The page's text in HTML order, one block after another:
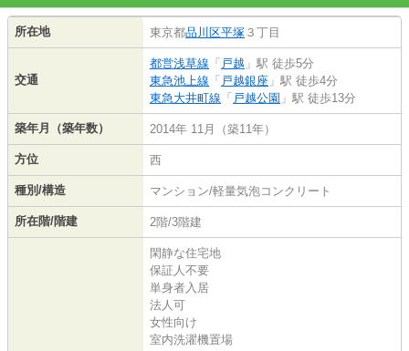
所在地 東京都品川区平塚 ３丁目
交通
都営浅草線 「 戸越 」駅 徒歩5分
東急池上線 「 戸越銀座 」駅 徒歩4分
東急大井町線 「 戸越公園 」駅 徒歩13分
築年月（築年数） 2014年 11月（築11年）
方位 西
種別/構造 マンション/軽量気泡コンクリート
所在階/階建 2階/3階建
閑静な住宅地
保証人不要
単身者入居
法人可
女性向け
室内洗濯機置場